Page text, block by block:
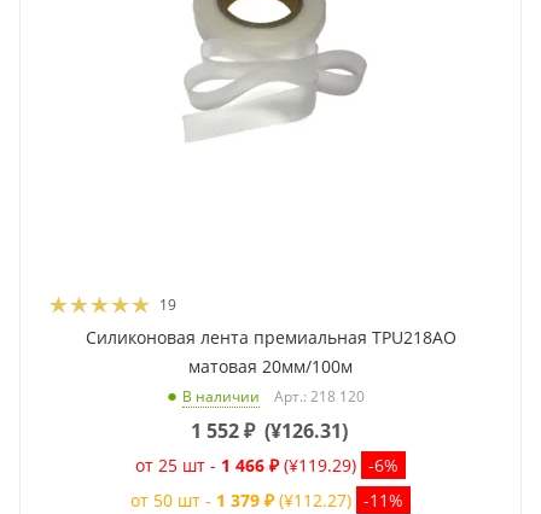
19
Силиконовая лента премиальная TPU218AO
матовая 20мм/100м
В наличии Арт.: 218 120
1 552₽ (¥126.31)
от 25 шт - 1 466 ₽ (¥119.29) -6%
от 50 шт - 1 379 ₽ (¥112.27) -11%